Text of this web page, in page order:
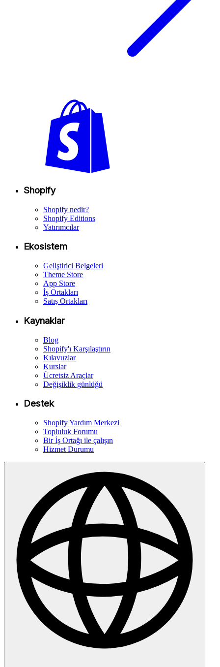
Shopify
Shopify nedir?
Shopify Editions
Yatırımcılar
Ekosistem
Geliştirici Belgeleri
Theme Store
App Store
İş Ortakları
Satış Ortakları
Kaynaklar
Blog
Shopify'ı Karşılaştırın
Kılavuzlar
Kurslar
Ücretsiz Araçlar
Değişiklik günlüğü
Destek
Shopify Yardım Merkezi
Topluluk Forumu
Bir İş Ortağı ile çalışın
Hizmet Durumu